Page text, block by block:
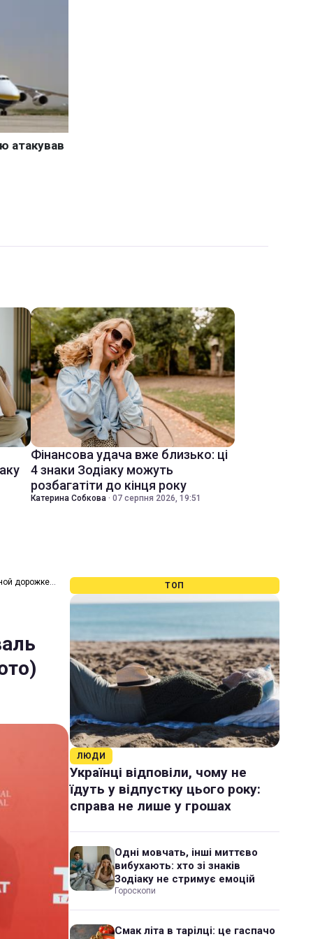
Фінансова удача вже близько: ці
4 знаки Зодіаку можуть
розбагатіти до кінця року
Катерина Собкова · 07 серпня 2026, 19:51
дорожке ТОП
ЛЮДИ
Українці відповіли, чому не
їдуть у відпустку цього року:
справа не лише у грошах
Одні мовчать, інші миттєво
вибухають: хто зі знаків
Зодіаку не стримує емоцій
Гороскопи
Смак літа в тарілці: це гаспачо